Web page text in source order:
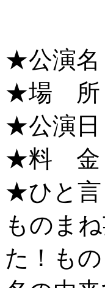
★公演
★場 所
★公演日
★料 金
★ひと言
ものま
た！も